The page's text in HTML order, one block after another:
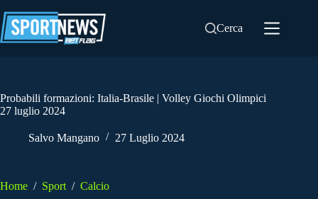
al
contenuto
Cerca
Probabili formazioni: Italia-Brasile | Volley Giochi Olimpici
27 luglio 2024
Salvo Mangano 27 Luglio 2024
Home / Sport / Calcio